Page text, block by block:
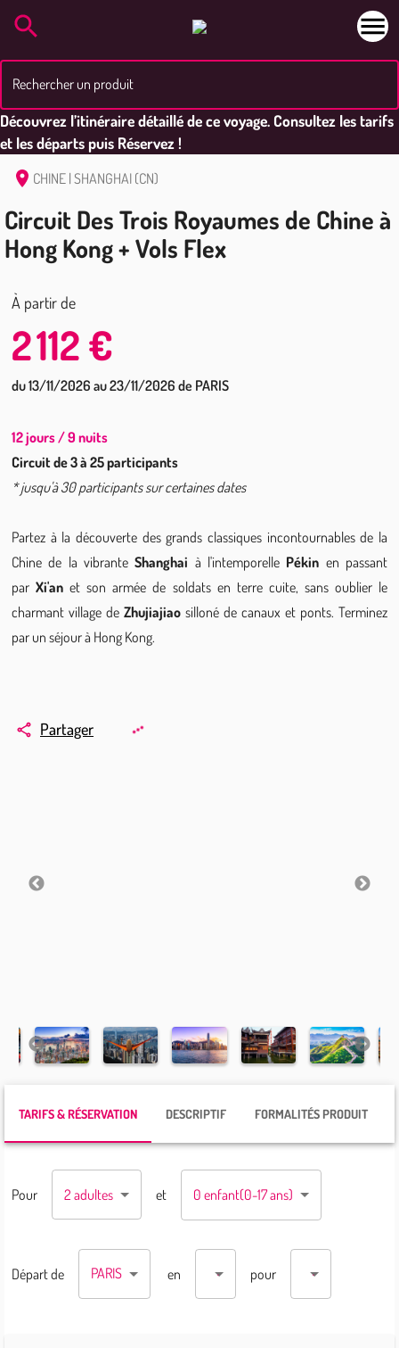
Rechercher un produit
Découvrez l’itinéraire détaillé de ce voyage. Consultez les tarifs
et les départs puis Réservez !
CHINE | SHANGHAI (CN)
Circuit Des Trois Royaumes de Chine à
Hong Kong + Vols Flex
À partir de
2 112 €
du 13/11/2026 au 23/11/2026 de PARIS
12 jours / 9 nuits
Circuit de 3 à 25 participants
* jusqu'à 30 participants sur certaines dates
Partez à la découverte des grands classiques incontournables de la
Chine de la vibrante Shanghai à l'intemporelle Pékin en passant
par Xi'an et son armée de soldats en terre cuite, sans oublier le
charmant village de Zhujiajiao silloné de canaux et ponts. Terminez
par un séjour à Hong Kong.
Partager
TARIFS & RÉSERVATION DESCRIPTIF FORMALITÉS PRODUIT
Pour 2 adultes et 0 enfant(0-17 ans)
Départde PARIS en pour